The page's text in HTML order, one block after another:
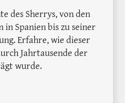
des Sherrys, von den
Spanien bis zu seiner
Erfahre, wie dieser
Jahrtausende der
wurde.
Geschichte – Eine Reise